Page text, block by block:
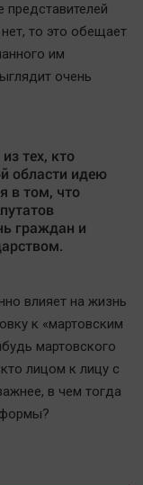
представителей
то это обещает
им
очень
тех, кто
области идею
в том, что
граждан и
влияет на жизнь
к «мартовским
мартовского
лицом к лицу с
в чем тогда